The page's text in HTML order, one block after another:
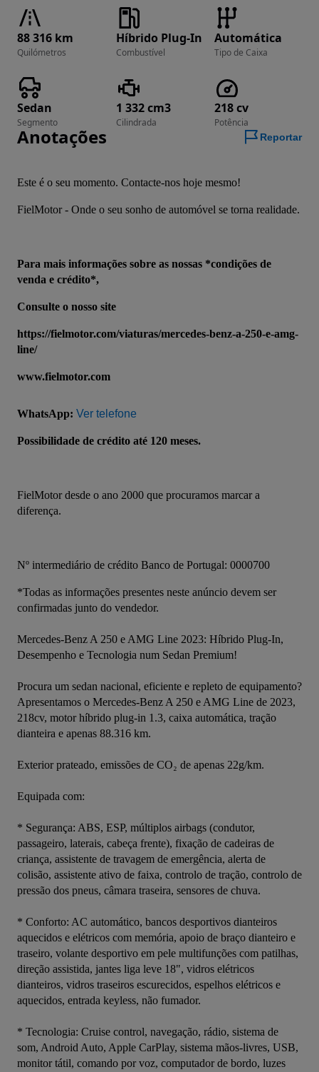
88 316 km
Quilómetros
Híbrido Plug-In
Combustível
Automática
Tipo de Caixa
Sedan
Segmento
1 332 cm3
Cilindrada
218 cv
Potência
Anotações Reportar
Este é o seu momento. Contacte-nos hoje mesmo!
FielMotor - Onde o seu sonho de automóvel se torna realidade.
Para mais informações sobre as nossas *condições de
venda e crédito*,
Consulte o nosso site
https://fielmotor.com/viaturas/mercedes-benz-a-250-e-amg-
line/
www.fielmotor.com
WhatsApp: Ver telefone
Possibilidade de crédito até 120 meses.
FielMotor desde o ano 2000 que procuramos marcar a
diferença.
Nº intermediário de crédito Banco de Portugal: 0000700
*Todas as informações presentes neste anúncio devem ser
confirmadas junto do vendedor.
Mercedes-Benz A 250 e AMG Line 2023: Híbrido Plug-In,
Desempenho e Tecnologia num Sedan Premium!
Procura um sedan nacional, eficiente e repleto de equipamento?
Apresentamos o Mercedes-Benz A 250 e AMG Line de 2023,
218cv, motor híbrido plug-in 1.3, caixa automática, tração
dianteira e apenas 88.316 km.
Exterior prateado, emissões de CO₂ de apenas 22g/km.
Equipada com:
* Segurança: ABS, ESP, múltiplos airbags (condutor,
passageiro, laterais, cabeça frente), fixação de cadeiras de
criança, assistente de travagem de emergência, alerta de
colisão, assistente ativo de faixa, controlo de tração, controlo de
pressão dos pneus, câmara traseira, sensores de chuva.
* Conforto: AC automático, bancos desportivos dianteiros
aquecidos e elétricos com memória, apoio de braço dianteiro e
traseiro, volante desportivo em pele multifunções com patilhas,
direção assistida, jantes liga leve 18", vidros elétricos
dianteiros, vidros traseiros escurecidos, espelhos elétricos e
aquecidos, entrada keyless, não fumador.
* Tecnologia: Cruise control, navegação, rádio, sistema de
som, Android Auto, Apple CarPlay, sistema mãos-livres, USB,
monitor tátil, comando por voz, computador de bordo, luzes